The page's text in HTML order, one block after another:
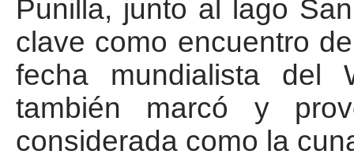
Punilla, junto al lago
clave como encuentro
fecha mundialista del
también marcó y
considerada como la